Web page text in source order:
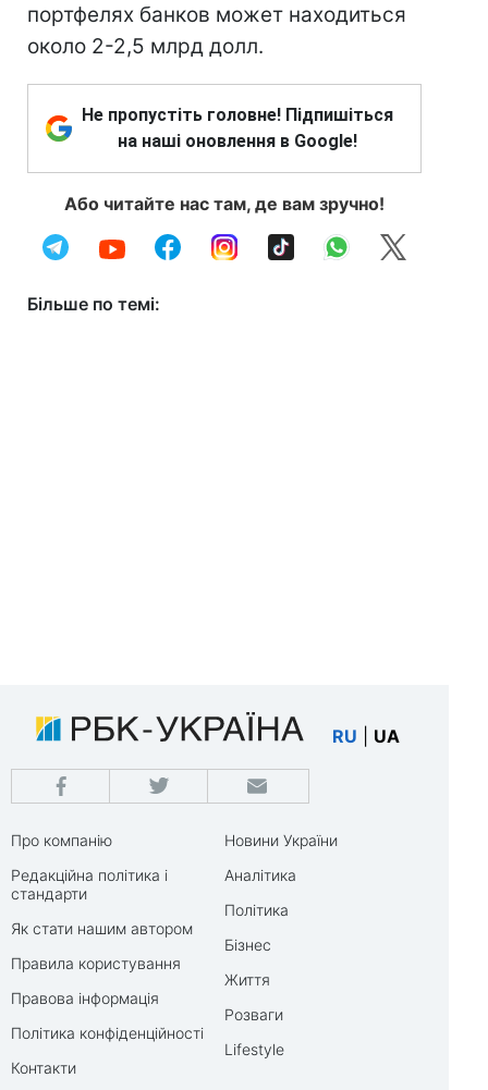
портфелях банков может находиться
около 2-2,5 млрд долл.
Не пропустіть головне! Підпишіться
на наші оновлення в Google!
Або читайте нас там, де вам зручно!
Більше по темі:
RU UA
Про компанію
Редакційна політика і
стандарти
Як стати нашим автором
Правила користування
Правова інформація
Політика конфіденційності
Контакти
Новини України
Аналітика
Політика
Бізнес
Життя
Розваги
Lifestyle